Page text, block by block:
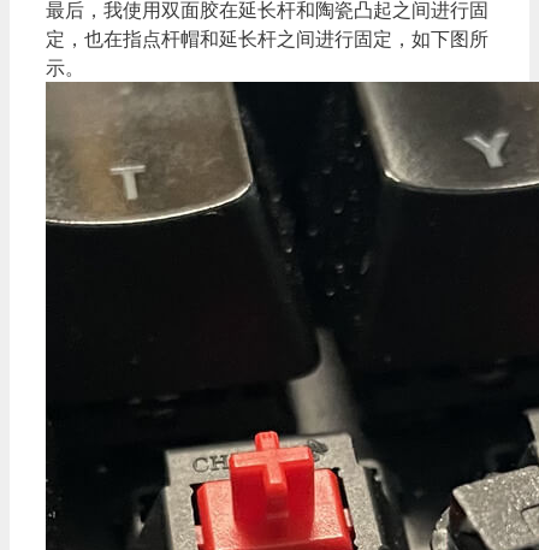
最后，我使用双面胶在延长杆和陶瓷凸起之间进行固
定，也在指点杆帽和延长杆之间进行固定，如下图所
示。